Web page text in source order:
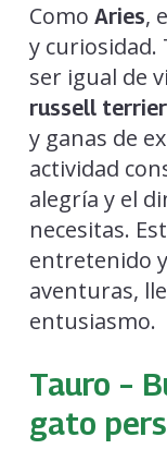
Como Aries,
y curiosidad.
ser igual de
russell terrier
y ganas de
actividad
alegría y el
necesitas.
entretenido
aventuras,
entusiasmo.
Tauro –
gato